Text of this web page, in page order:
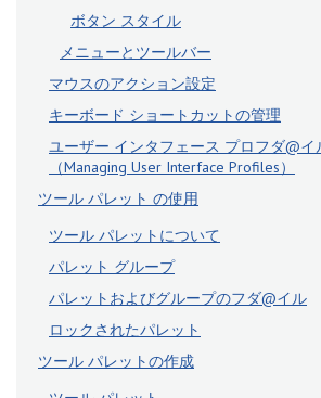
ボタン スタイル
メニューとツールバー
マウスのアクション設定
キーボード ショートカットの管理
ユーザー インタフェース プロフダ@イ
（Managing User Interface Profiles）
ツール パレット の使用
ツール パレットについて
パレット グループ
パレットおよびグループのフダ@イル
ロックされたパレット
ツール パレットの作成